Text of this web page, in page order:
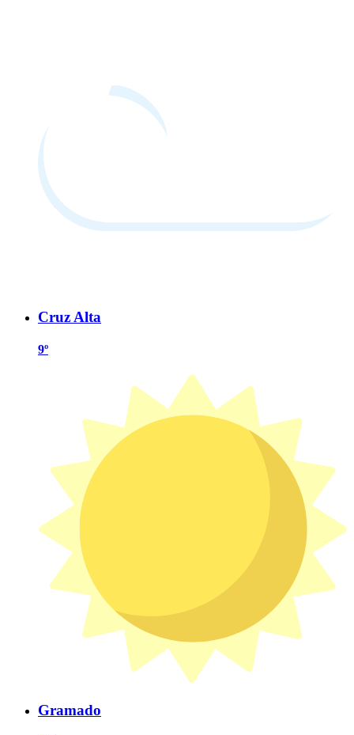
Cruz Alta
9º
Gramado